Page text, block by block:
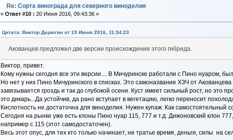
Re: Сорта винограда для северного виноделия
« Ответ #10 : 20 Июня 2016, 09:43:36 »
Цитата: Виктор Дерюгин от 19 Июня 2016, 11:34:23
Акованцев предложил две версии происхождения этого гибрида.
Виктор, привет.
Кому нужны сегодня все эти версии.... В Мичуринске работали с Пино нуаром,
Но нет у них Пино Мичуринского в списках. Это самоназвание ХЗЧ от
завязывается гроздь и так до глубокой осени. Куст имеет сильный рост, но это
это дикарь...Да устойчив, да рано вступает в вегетацию, легко переносит
Кислотность не достаточна для виноделия. Нужен купаж. Как самостоятельный
Сегодня на рынке уже есть клоны Пино нуар 115, 777 и т.д. Дижоновский клон
например с 115 (этот самодостаточен).
Весь этот опус, для тех кто только начинает, не тратье время, деньги, силы на